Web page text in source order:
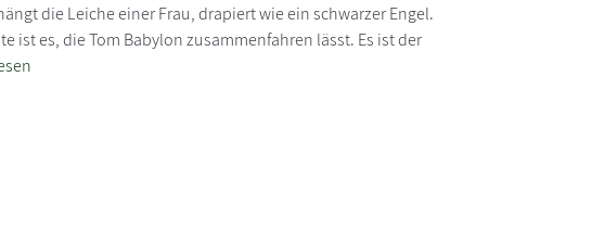
die Leiche einer Frau, drapiert wie ein schwarzer Engel.
ist es, die Tom Babylon zusammenfahren lässt. Es ist der